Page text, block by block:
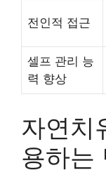
전인적 접근
셀프 관리 능
력 향상
자연치
용하는